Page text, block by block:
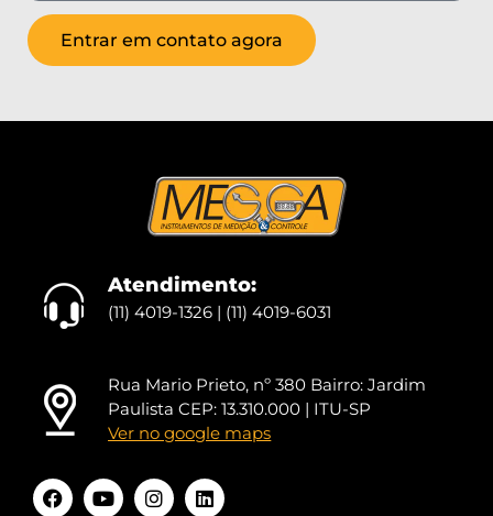
Entrar em contato agora
Atendimento:
(11) 4019-1326 | (11) 4019-6031
Rua Mario Prieto, nº 380 Bairro: Jardim
Paulista CEP: 13.310.000 | ITU-SP
Ver no google maps